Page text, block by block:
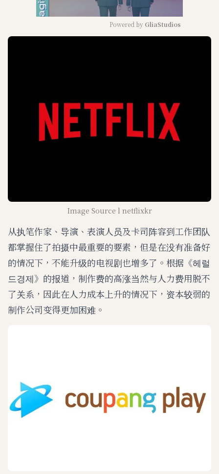
Powered by GliaStudios
Image Source l netflixkr
从执笔作家、导演、表演人员及卡司阵容到工作团队
都掌握住了拍摄中最重要的要素，但是在没有准备好
的情况下，不能升级的电视剧也增多了。根据《헤럴
드경제》的报道，制作费的高涨当然与人力费用脱不
了关系，因此在人力成本上升的情况下，资本较弱的
制作公司变得更加困难。